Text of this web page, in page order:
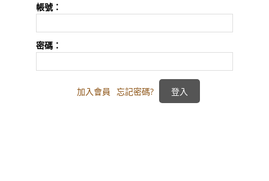
帳號：
密碼：
加入會員 忘記密碼?